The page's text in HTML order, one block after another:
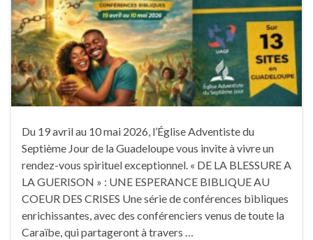
Du 19 avril au 10 mai 2026, l’Église Adventiste du
Septième Jour de la Guadeloupe vous invite à vivre un
rendez-vous spirituel exceptionnel. « DE LA BLESSURE A
LA GUERISON » : UNE ESPERANCE BIBLIQUE AU
COEUR DES CRISES Une série de conférences bibliques
enrichissantes, avec des conférenciers venus de toute la
Caraïbe, qui partageront à travers …